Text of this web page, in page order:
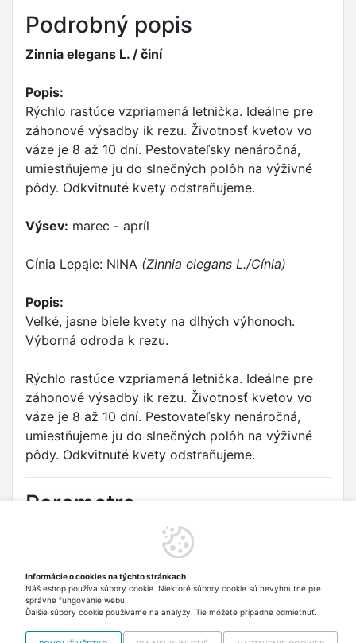
Podrobný popis
Zinnia elegans L. / činí
Popis:
Rýchlo rastúce vzpriamená letnička. Ideálne pre
záhonové výsadby ik rezu. Životnosť kvetov vo
váze je 8 až 10 dní. Pestovateľsky nenáročná,
umiestňujeme ju do slnečných polôh na výživné
pôdy. Odkvitnuté kvety odstraňujeme.
Výsev: marec - apríl
Cínia Lepąie: NINA (Zinnia elegans L./Cínia)
Popis:
Veľké, jasne biele kvety na dlhých výhonoch.
Výborná odroda k rezu.
Rýchlo rastúce vzpriamená letnička. Ideálne pre
záhonové výsadby ik rezu. Životnosť kvetov vo
váze je 8 až 10 dní. Pestovateľsky nenáročná,
umiestňujeme ju do slnečných polôh na výživné
pôdy. Odkvitnuté kvety odstraňujeme.
Parametre
Typ:Květiny letničky
Informácie o cookies na týchto stránkach
Náš eshop používa súbory cookie. Niektoré súbory cookie sú nevyhnutné pre
správne fungovanie webu.
Ďalšie súbory cookie používame na analýzy. Tie môžete prípadne odmietnuť.